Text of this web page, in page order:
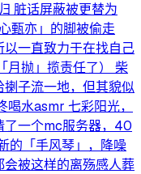
脏话屏蔽被更替为
甄亦」的脚被偷走
一直致力于在找自己
月抛」揽责任了） 柴
子流一地，但其貌似
水asmr 七彩阳光，
一个mc服务器，40
的「手风琴」，降噪
被这样的离殇感人葬